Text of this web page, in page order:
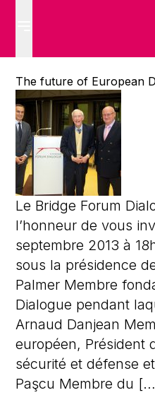
The future of European
Le Bridge Forum
l’honneur de vous
septembre 2013 à
sous la présidence
Palmer Membre
Dialogue pendant
Arnaud Danjean
européen, Président
sécurité et défense
Paşcu Membre du